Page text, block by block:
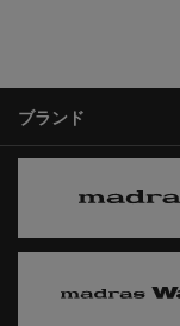
ブランド